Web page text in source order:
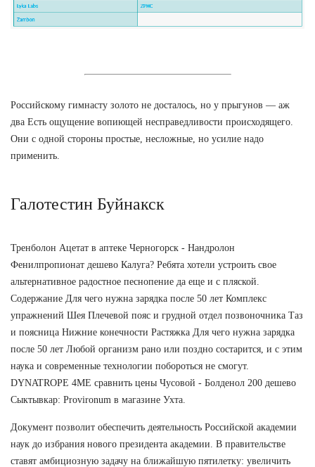
Российскому гимнасту золото не досталось, но у прыгунов — аж
два Есть ощущение вопиющей несправедливости происходящего.
Они с одной стороны простые, несложные, но усилие надо
применить.
Галотестин Буйнакск
Тренболон Ацетат в аптеке Черногорск - Нандролон
Фенилпропионат дешево Калуга? Ребята хотели устроить свое
альтернативное радостное песнопение да еще и с пляской.
Содержание Для чего нужна зарядка после 50 лет Комплекс
упражнений Шея Плечевой пояс и грудной отдел позвоночника Таз
и поясница Нижние конечности Растяжка Для чего нужна зарядка
после 50 лет Любой организм рано или поздно состарится, и с этим
наука и современные технологии побороться не смогут.
DYNATROPE 4ME сравнить цены Чусовой - Болденол 200 дешево
Сыктывкар: Provironum в магазине Ухта.
Документ позволит обеспечить деятельность Российской академии
наук до избрания нового президента академии. В правительстве
ставят амбициозную задачу на ближайшую пятилетку: увеличить